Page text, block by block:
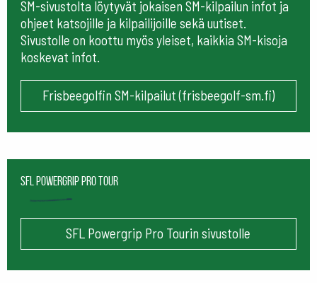
SM-sivustolta löytyvät jokaisen SM-kilpailun infot ja
ohjeet katsojille ja kilpailijoille sekä uutiset.
Sivustolle on koottu myös yleiset, kaikkia SM-kisoja
koskevat infot.
Frisbeegolfin SM-kilpailut (frisbeegolf-sm.fi)
SFL Powergrip Pro Tour
SFL Powergrip Pro Tourin sivustolle